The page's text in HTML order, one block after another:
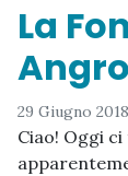
La
29 Giugno 2018
Ciao! Oggi